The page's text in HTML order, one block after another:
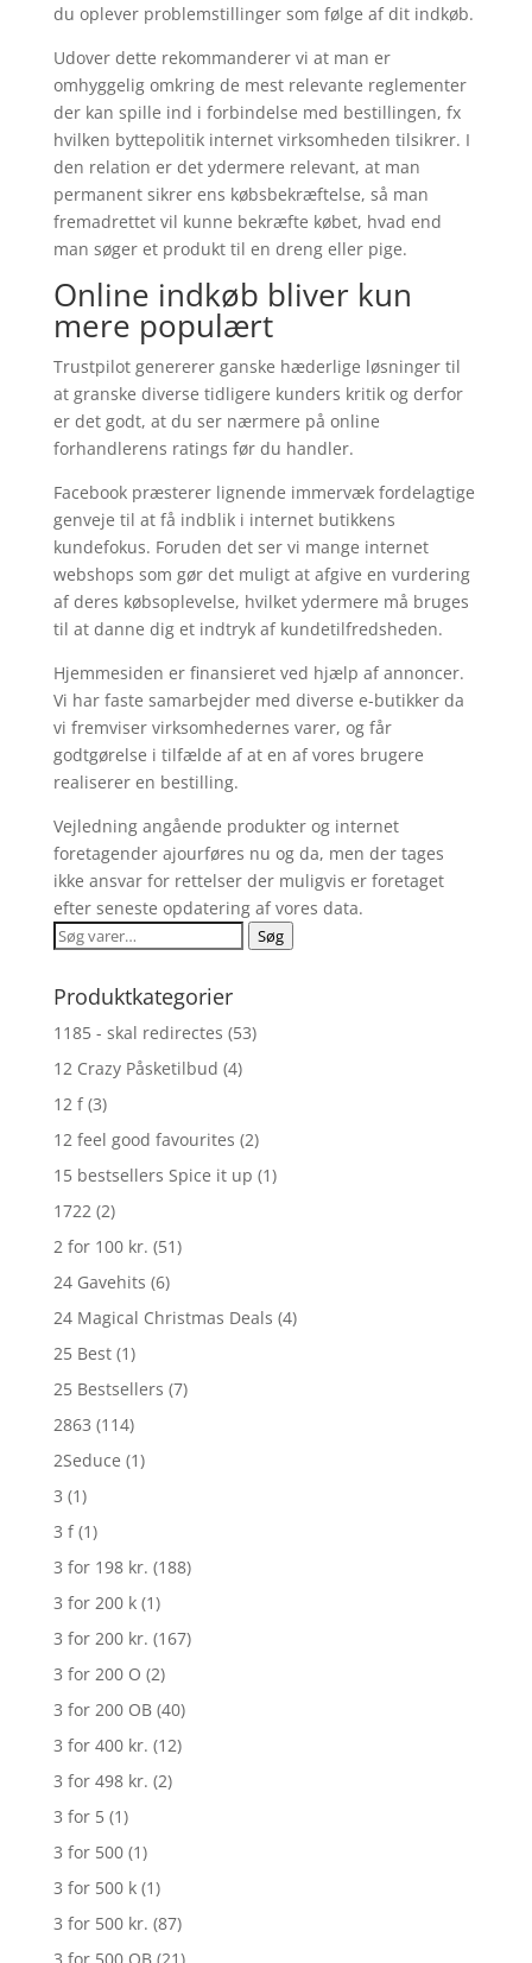
du oplever problemstillinger som følge af dit indkøb.
Udover dette rekommanderer vi at man er
omhyggelig omkring de mest relevante reglementer
der kan spille ind i forbindelse med bestillingen, fx
hvilken byttepolitik internet virksomheden tilsikrer. I
den relation er det ydermere relevant, at man
permanent sikrer ens købsbekræftelse, så man
fremadrettet vil kunne bekræfte købet, hvad end
man søger et produkt til en dreng eller pige.
Online indkøb bliver kun
mere populært
Trustpilot genererer ganske hæderlige løsninger til
at granske diverse tidligere kunders kritik og derfor
er det godt, at du ser nærmere på online
forhandlerens ratings før du handler.
Facebook præsterer lignende immervæk fordelagtige
genveje til at få indblik i internet butikkens
kundefokus. Foruden det ser vi mange internet
webshops som gør det muligt at afgive en vurdering
af deres købsoplevelse, hvilket ydermere må bruges
til at danne dig et indtryk af kundetilfredsheden.
Hjemmesiden er finansieret ved hjælp af annoncer.
Vi har faste samarbejder med diverse e-butikker da
vi fremviser virksomhedernes varer, og får
godtgørelse i tilfælde af at en af vores brugere
realiserer en bestilling.
Vejledning angående produkter og internet
foretagender ajourføres nu og da, men der tages
ikke ansvar for rettelser der muligvis er foretaget
efter seneste opdatering af vores data.
Søg
Søg
Produktkategorier
1185 - skal redirectes (53)
12 Crazy Påsketilbud (4)
12 f (3)
12 feel good favourites (2)
15 bestsellers Spice it up (1)
1722 (2)
2 for 100 kr. (51)
24 Gavehits (6)
24 Magical Christmas Deals (4)
25 Best (1)
25 Bestsellers (7)
2863 (114)
2Seduce (1)
3 (1)
3 f (1)
3 for 198 kr. (188)
3 for 200 k (1)
3 for 200 kr. (167)
3 for 200 O (2)
3 for 200 OB (40)
3 for 400 kr. (12)
3 for 498 kr. (2)
3 for 5 (1)
3 for 500 (1)
3 for 500 k (1)
3 for 500 kr. (87)